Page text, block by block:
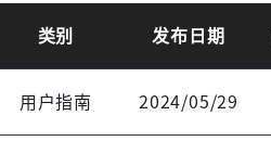
类别 发布日期
用户指南 2024/05/29